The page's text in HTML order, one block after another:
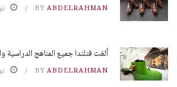
BY ABDELRAHMAN
ألغت فنلندا جميع المناهج الدراسية
BY ABDELRAHMAN